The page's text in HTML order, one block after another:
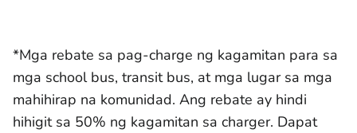
*Mga rebate sa pag-charge ng kagamitan para sa
mga school bus, transit bus, at mga lugar sa mga
mahihirap na komunidad. Ang rebate ay hindi
hihigit sa 50% ng kagamitan sa charger. Dapat